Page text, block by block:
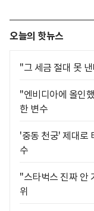
오늘의 핫뉴스
"그 세금 절대 못
"엔비디아에 올인
한 변수
'중동 천궁' 제대로
수
"스타벅스 진짜 안
위